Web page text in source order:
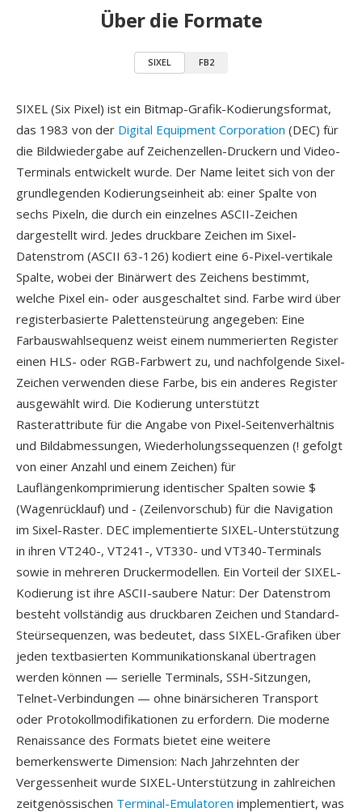
Über die Formate
SIXEL FB2
SIXEL (Six Pixel) ist ein Bitmap-Grafik-Kodierungsformat,
das 1983 von der Digital Equipment Corporation (DEC) für
die Bildwiedergabe auf Zeichenzellen-Druckern und Video-
Terminals entwickelt wurde. Der Name leitet sich von der
grundlegenden Kodierungseinheit ab: einer Spalte von
sechs Pixeln, die durch ein einzelnes ASCII-Zeichen
dargestellt wird. Jedes druckbare Zeichen im Sixel-
Datenstrom (ASCII 63-126) kodiert eine 6-Pixel-vertikale
Spalte, wobei der Binärwert des Zeichens bestimmt,
welche Pixel ein- oder ausgeschaltet sind. Farbe wird über
registerbasierte Palettensteürung angegeben: Eine
Farbauswahlsequenz weist einem nummerierten Register
einen HLS- oder RGB-Farbwert zu, und nachfolgende Sixel-
Zeichen verwenden diese Farbe, bis ein anderes Register
ausgewählt wird. Die Kodierung unterstützt
Rasterattribute für die Angabe von Pixel-Seitenverhältnis
und Bildabmessungen, Wiederholungssequenzen (! gefolgt
von einer Anzahl und einem Zeichen) für
Lauflängenkomprimierung identischer Spalten sowie $
(Wagenrücklauf) und - (Zeilenvorschub) für die Navigation
im Sixel-Raster. DEC implementierte SIXEL-Unterstützung
in ihren VT240-, VT241-, VT330- und VT340-Terminals
sowie in mehreren Druckermodellen. Ein Vorteil der SIXEL-
Kodierung ist ihre ASCII-saubere Natur: Der Datenstrom
besteht vollständig aus druckbaren Zeichen und Standard-
Steürsequenzen, was bedeutet, dass SIXEL-Grafiken über
jeden textbasierten Kommunikationskanal übertragen
werden können — serielle Terminals, SSH-Sitzungen,
Telnet-Verbindungen — ohne binärsicheren Transport
oder Protokollmodifikationen zu erfordern. Die moderne
Renaissance des Formats bietet eine weitere
bemerkenswerte Dimension: Nach Jahrzehnten der
Vergessenheit wurde SIXEL-Unterstützung in zahlreichen
zeitgenössischen Terminal-Emulatoren implementiert, was